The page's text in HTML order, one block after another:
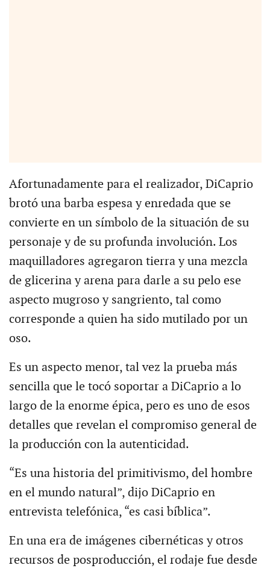
Afortunadamente para el realizador, DiCaprio
brotó una barba espesa y enredada que se
convierte en un símbolo de la situación de su
personaje y de su profunda involución. Los
maquilladores agregaron tierra y una mezcla
de glicerina y arena para darle a su pelo ese
aspecto mugroso y sangriento, tal como
corresponde a quien ha sido mutilado por un
oso.
Es un aspecto menor, tal vez la prueba más
sencilla que le tocó soportar a DiCaprio a lo
largo de la enorme épica, pero es uno de esos
detalles que revelan el compromiso general de
la producción con la autenticidad.
“Es una historia del primitivismo, del hombre
en el mundo natural”, dijo DiCaprio en
entrevista telefónica, “es casi bíblica”.
En una era de imágenes cibernéticas y otros
recursos de posproducción, el rodaje fue desde